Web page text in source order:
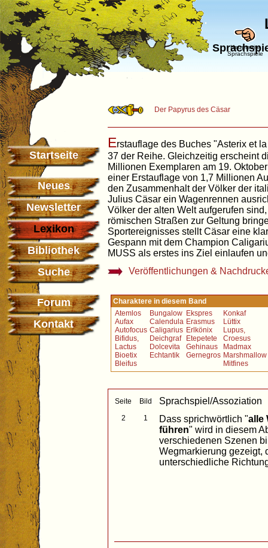
Hauptseite
Sprachspiele
Startseite
Neues
Newsletter
Lexikon
Bibliothek
Suche
Forum
Kontakt
Der Papyrus des Cäsar
Erstauflage des Buches "Asterix et
37 der Reihe. Gleichzeitig erscheint
Millionen Exemplaren am 19.
einer Erstauflage von 1,7 Millionen
den Zusammenhalt der Völker der
Julius Cäsar ein Wagenrennen
Völker der alten Welt aufgerufen
römischen Straßen zur Geltung
Sportereignisses stellt Cäsar eine
Gespann mit dem Champion
MUSS als erstes ins Ziel einlaufen
Veröffentlichungen &
Charaktere in diesem Band
Atemlos
Aufax
Autofocus
Bifidus,
Lactus
Bioetix
Bleifus
Bungalow
Calendula
Caligarius
Deichgraf
Dolcevita
Echtantik
Ekspres
Erasmus
Erlkönix
Etepetete
Gehinaus
Gernegros
Konkaf
Lüttix
Lupus,
Croesus
Madmax
Marshmallow
Mitfines
Seite Bild Sprachspiel/Assoziation
2 1 Dass sprichwörtlich "alle
führen" wird in diesem
verschiedenen Szenen
Wegmarkierung gezeigt,
unterschiedliche